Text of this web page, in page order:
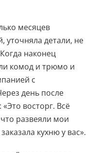
месяцев
уточняла детали, не
наконец
комод и трюмо и
с
день после
восторг. Всё
развеяли мои
кухню у вас».